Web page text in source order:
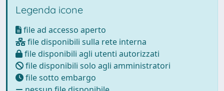
Legenda icone
file ad accesso aperto
file disponibili sulla rete interna
file disponibili agli utenti autorizzati
file disponibili solo agli amministratori
file sotto embargo